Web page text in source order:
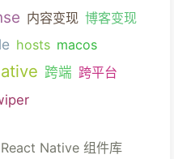
内容变现 博客变现
hosts macos
跨端 跨平台
React Native 组件库